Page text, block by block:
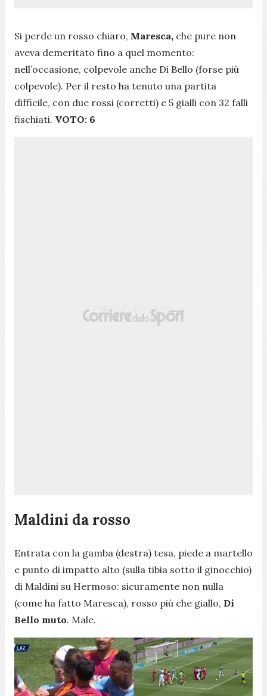
Si perde un rosso chiaro, Maresca, che pure non
aveva demeritato fino a quel momento:
nell’occasione, colpevole anche Di Bello (forse più
colpevole). Per il resto ha tenuto una partita
difficile, con due rossi (corretti) e 5 gialli con 32 falli
fischiati. VOTO: 6
Maldini da rosso
Entrata con la gamba (destra) tesa, piede a martello
e punto di impatto alto (sulla tibia sotto il ginocchio)
di Maldini su Hermoso: sicuramente non nulla
(come ha fatto Maresca), rosso più che giallo, Di
Bello muto. Male.